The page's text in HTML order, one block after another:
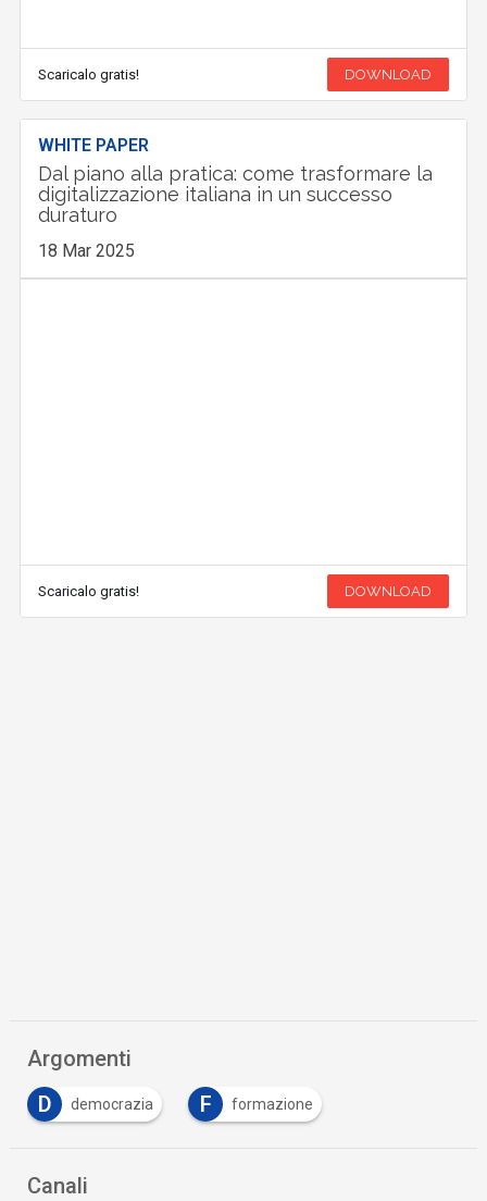
Scaricalo gratis! DOWNLOAD
WHITE PAPER
Dal piano alla pratica: come trasformare la
digitalizzazione italiana in un successo
duraturo
18 Mar 2025
Scaricalo gratis! DOWNLOAD
Argomenti
D
democrazia F formazione
Canali